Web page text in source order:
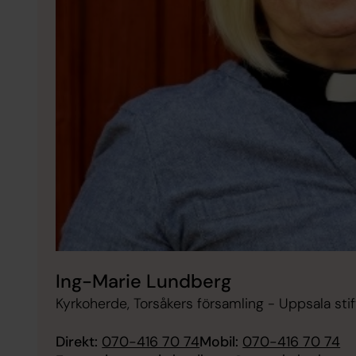
Ing-Marie Lundberg
Kyrkoherde, Torsåkers församling - Uppsala
Direkt: 070-416 70 74Mobil: 070-416 70 74